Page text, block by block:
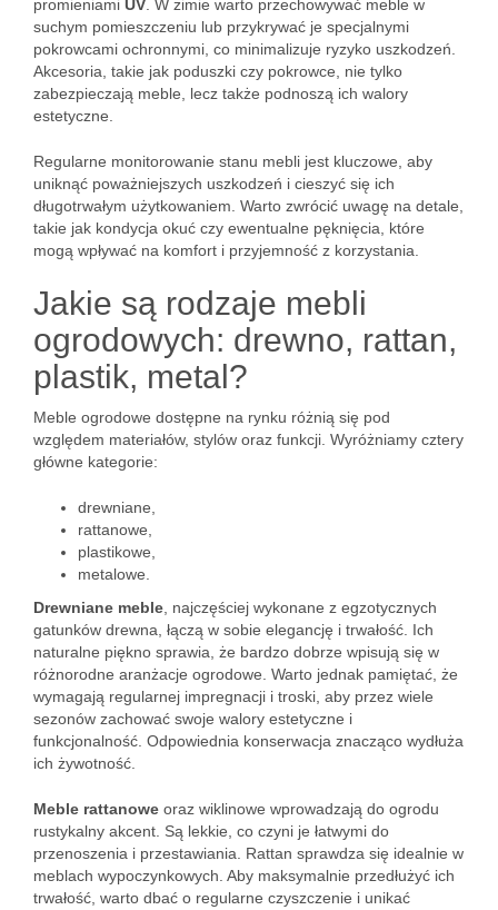
promieniami UV . W zimie warto przechowywać meble w
suchym pomieszczeniu lub przykrywać je specjalnymi
pokrowcami ochronnymi, co minimalizuje ryzyko uszkodzeń.
Akcesoria, takie jak poduszki czy pokrowce, nie tylko
zabezpieczają meble, lecz także podnoszą ich walory
estetyczne.
Regularne monitorowanie stanu mebli jest kluczowe, aby
uniknąć poważniejszych uszkodzeń i cieszyć się ich
długotrwałym użytkowaniem. Warto zwrócić uwagę na detale,
takie jak kondycja okuć czy ewentualne pęknięcia, które
mogą wpływać na komfort i przyjemność z korzystania.
Jakie są rodzaje mebli
ogrodowych: drewno, rattan,
plastik, metal?
Meble ogrodowe dostępne na rynku różnią się pod
względem materiałów, stylów oraz funkcji. Wyróżniamy cztery
główne kategorie:
drewniane,
rattanowe,
plastikowe,
metalowe.
Drewniane meble , najczęściej wykonane z egzotycznych
gatunków drewna, łączą w sobie elegancję i trwałość. Ich
naturalne piękno sprawia, że bardzo dobrze wpisują się w
różnorodne aranżacje ogrodowe. Warto jednak pamiętać, że
wymagają regularnej impregnacji i troski, aby przez wiele
sezonów zachować swoje walory estetyczne i
funkcjonalność. Odpowiednia konserwacja znacząco wydłuża
ich żywotność.
Meble rattanowe oraz wiklinowe wprowadzają do ogrodu
rustykalny akcent. Są lekkie, co czyni je łatwymi do
przenoszenia i przestawiania. Rattan sprawdza się idealnie w
meblach wypoczynkowych. Aby maksymalnie przedłużyć ich
trwałość, warto dbać o regularne czyszczenie i unikać